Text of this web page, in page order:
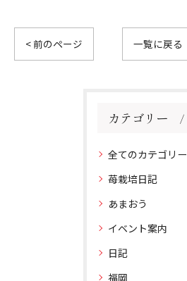
< 前のページ 一覧に戻る
カテゴリー
全てのカテゴリー
苺栽培日記
あまおう
イベント案内
日記
福岡